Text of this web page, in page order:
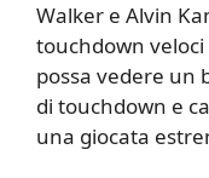
Walker e Alvin
touchdown veloci
possa vedere un
di touchdown e
una giocata